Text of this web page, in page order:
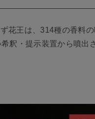
花王は、314種の香料
釈・提示装置から噴出